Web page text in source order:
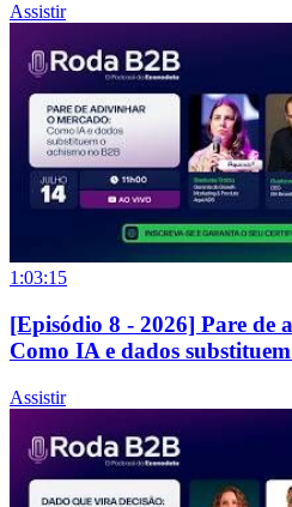
Assistir
1:03:15
[Episódio 8 - 2026] Pare de
Como IA e dados
Assistir